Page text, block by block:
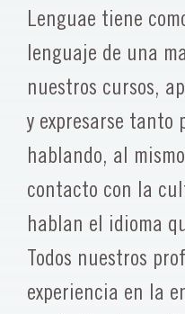
Lenguae tiene
lenguaje de una
nuestros cursos,
y expresarse tanto
hablando, al
contacto con la
hablan el idioma
Todos nuestros
experiencia en la